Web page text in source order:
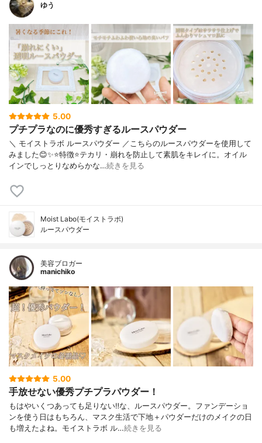
ゆう
5.00
プチプラなのに優秀すぎるルースパウダー
＼ モイストラボ ルースパウダー ／こちらのルースパウダーを使用して
みました😊✨⭐️特徴⭐️テカリ・崩れを防止して素肌をキレイに。オイル
インでしっとりなめらかな…続きを見る
Moist Labo(モイストラボ)
ルースパウダー
美容ブロガー
manichiko
5.00
手放せない優秀プチプラパウダー！
もはやいくつあっても足りない‼︎な、ルースパウダー。ファンデーショ
ンを使う日はもちろん、マスク生活で下地＋パウダーだけのメイクの日
も増えたよね。モイストラボ ル…続きを見る